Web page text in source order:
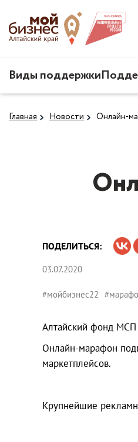
Виды поддержки
Главная Новости Онлайн-
ПОДЕЛИТЬСЯ:
03.07.2020
#мойбизнес22
Алтайский фонд МСП
Онлайн-марафон
маркетплейсов.
Крупнейшие